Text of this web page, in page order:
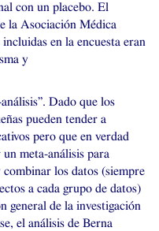
con un placebo. El
la Asociación Médica
en la encuesta eran
y
Dado que los
pueden tender a
pero que en verdad
un meta-análisis para
los datos (siempre
a cada grupo de datos)
general de la investigación
el análisis de Berna